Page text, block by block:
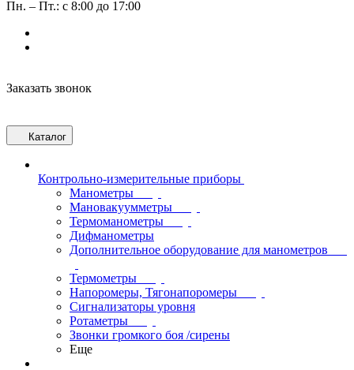
Пн. – Пт.: с 8:00 до 17:00
Заказать звонок
Каталог
Контрольно-измерительные приборы
Манометры
Мановакуумметры
Термоманометры
Дифманометры
Дополнительное оборудование для манометров
Термометры
Напоромеры, Тягонапоромеры
Сигнализаторы уровня
Ротаметры
Звонки громкого боя /сирены
Еще